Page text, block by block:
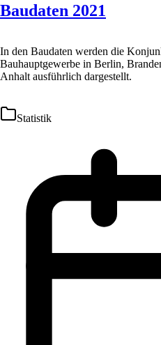
Baudaten 2021
In den Baudaten werden die
Bauhauptgewerbe in Berlin,
Anhalt ausführlich dargestellt.
Statistik